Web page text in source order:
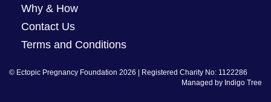
Why & How
Contact Us
Terms and Conditions
© Ectopic Pregnancy Foundation 2026 | Registered Charity No: 1122286
Managed by Indigo Tree